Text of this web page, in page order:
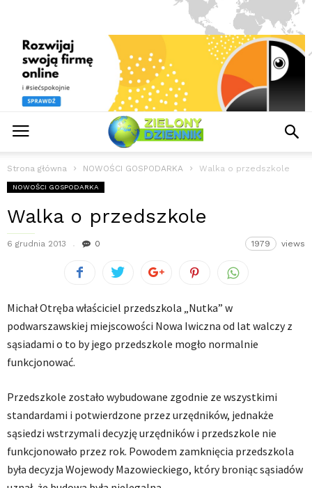
Strona główna NOWOŚCI GOSPODARKA Walka o przedszkole
NOWOŚCI GOSPODARKA
Walka o przedszkole
6 grudnia 2013 0 1979 views
Michał Otręba właściciel przedszkola „Nutka” w
podwarszawskiej miejscowości Nowa Iwiczna od lat walczy z
sąsiadami o to by jego przedszkole mogło normalnie
funkcjonować.
Przedszkole zostało wybudowane zgodnie ze wszystkimi
standardami i potwierdzone przez urzędników, jednakże
sąsiedzi wstrzymali decyzję urzędników i przedszkole nie
funkcjonowało przez rok. Powodem zamknięcia przedszkola
była decyzja Wojewody Mazowieckiego, który broniąc sąsiadów